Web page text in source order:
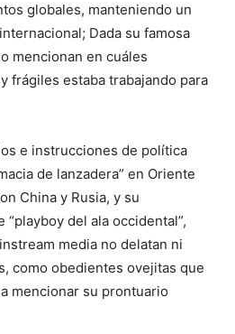
globales, manteniendo un
Dada su famosa
mencionan en cuáles
frágiles estaba trabajando para
e instrucciones de política
de lanzadera” en Oriente
China y Rusia, y su
del ala occidental”,
media no delatan ni
como obedientes ovejitas que
mencionar su prontuario